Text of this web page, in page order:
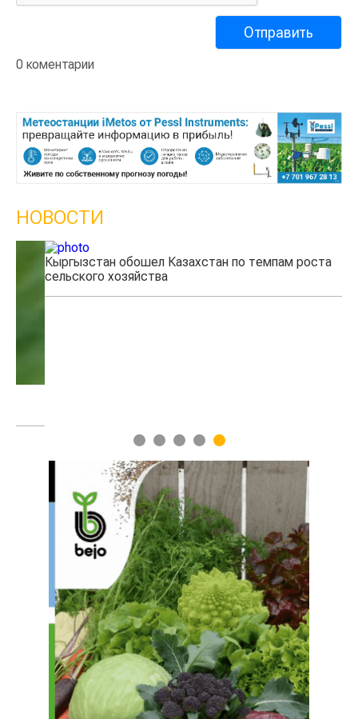
0 коментарии
НОВОСТИ
Кыргызстан обошел Казахстан по темпам роста
сельского хозяйства
1 2 3 4 5